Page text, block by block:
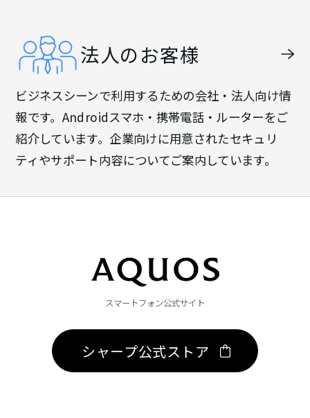
法人のお客様
ビジネスシーンで利用するための会社・法人向け情
報です。Androidスマホ・携帯電話・ルーターをご
紹介しています。企業向けに用意されたセキュリ
ティやサポート内容についてご案内しています。
スマートフォン公式サイト
シャープ公式ストア